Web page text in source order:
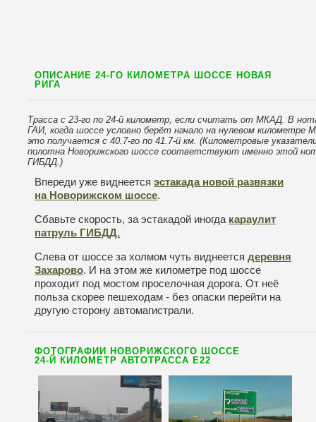
ОПИСАНИЕ 24-ГО КИЛОМЕТРА ШОССЕ НОВАЯ
РИГА
Трасса с 23-го по 24-й километр, если считать от МКАД. В
ГАИ, когда шоссе условно берёт начало на нулевом километре
это получается с 40.7-го по 41.7-й км. (Километровые
полотна Новорижского шоссе соответствуют именно этой
ГИБДД.)
Впереди уже виднеетсяэстакада новой развязки
на Новорижском шоссе.
Сбавьте скорость, за эстакадой иногда караулит
патруль ГИБДД.
Слева от шоссе за холмом чуть виднеетсядеревня
Захарово. И на этом же километре под шоссе
проходит под мостом проселочная дорога. От неё
польза скорее пешеходам - без опаски перейти на
другую сторону автомагистрали.
ФОТОГРАФИИ НОВОРИЖСКОГО ШОССЕ
24-Й КИЛОМЕТР АВТОТРАССА Е22